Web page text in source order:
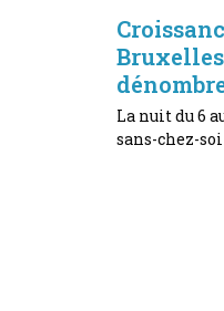
La nuit du 6
sans-chez-